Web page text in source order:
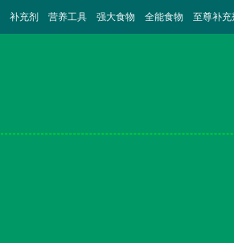
补充剂 营养工具 强大食物 全能食物 至尊补充